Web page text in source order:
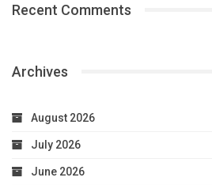
Recent Comments
Archives
August 2026
July 2026
June 2026